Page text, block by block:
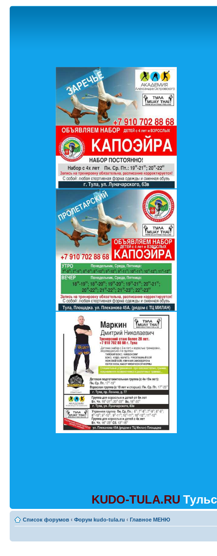
KUDO-TULA.RU
Список форумов ‹ Форум kudo-tula.ru ‹ Главное МЕНЮ